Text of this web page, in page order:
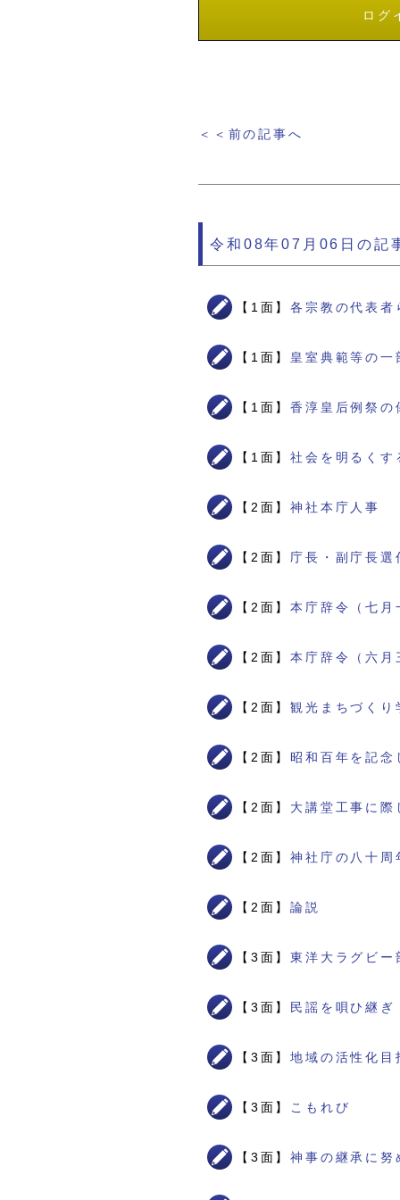
ログ
＜＜前の記事へ
令和08年07月06日の記
【1面】各宗教の代表
【1面】 皇室典範等の
【1面】香淳皇后例祭
【1面】社会を明るく
【2面】神社本庁人事
【2面】 庁長・副庁長選
【2面】本庁辞令（七月
【2面】本庁辞令（六月
【2面】観光まちづく
【2面】 昭和百年を記
【2面】 大講堂工事に
【2面】神社庁の八十
【2面】論説
【3面】東洋大ラグビ
【3面】 民謡を唄ひ継
【3面】地域の活性化
【3面】 こもれび
【3面】神事の継承に